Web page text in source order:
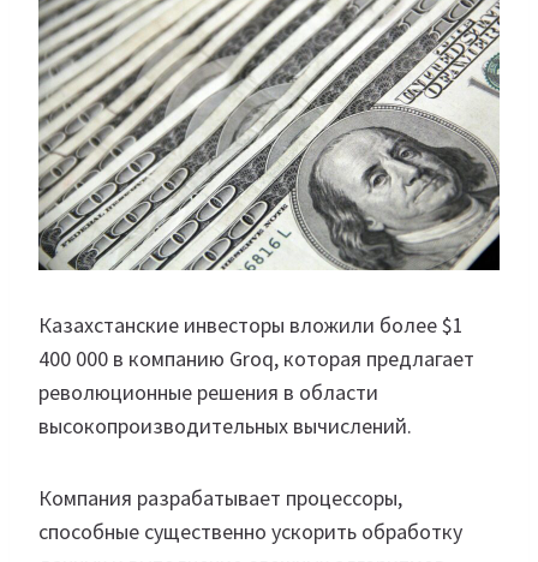
Казахстанские инвесторы вложили более $1
400 000 в компанию Groq, которая предлагает
революционные решения в области
высокопроизводительных вычислений.
Компания разрабатывает процессоры,
способные существенно ускорить обработку